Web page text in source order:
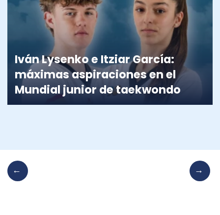
Iván Lysenko e Itziar García:
máximas aspiraciones en el
Mundial junior de taekwondo